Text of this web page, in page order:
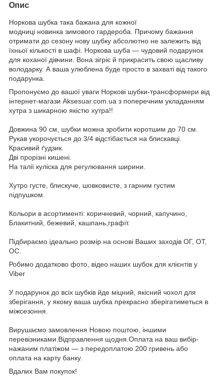
Опис
Норкова шубка така бажана для кожної
модниці новинка зимового гардероба. Причому бажання
отримати до сезону нову шубку абсолютно не залежить від
їхньої кількості в шафі. Норкова шуба — чудовий подарунок
для коханої дівчини. Вона зігріє й прикрасить свою щасливу
володарку. А ваша улюблена буде просто в захваті від такого
подарунка.
Пропонуємо до вашої уваги Норкові шубки-трансформери від
інтернет-магази Aksesuar.com.ua з поперечним укладанням
хутра з шикарною якістю хутра!!
Довжина 90 см, шубки можна зробити коротшим до 70 см.
Рукав укорочується до 3/4 відстібається на блискавці.
Красивий ґудзик.
Дві прорізні кишені.
На талії куліска для регулювання ширини.
Хутро густе, блискуче, шовковисте, з гарним густим
підпушком.
Кольори в асортименті: коричневий, чорний, капучино,
Блакитний, бежевий, кашпань,графіт.
Підбираємо ідеально розмір на основі Ваших заходів ОГ, ОТ,
ОС.
Робимо додатково фото, відео наших шубок для клієнтів у
Viber
У подарунок до всіх шубків йде міцний, якісний чохол для
зберігання, у якому ваша шубка прекрасно зберігатиметься в
міжсезоння.
Вирушаємо замовлення Новою поштою, іншими
перевізниками.Відправлення щодня.Оплата на ваш вибір-
нажаним платіжом — з передоплатою 200 гривень або
оплата на карту банку.
Вдалих Вам покупок!